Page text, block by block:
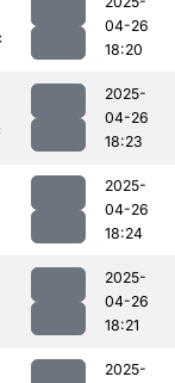
04-26
18:20
2025-
04-26
18:23
2025-
04-26
18:24
2025-
04-26
18:21
2025-